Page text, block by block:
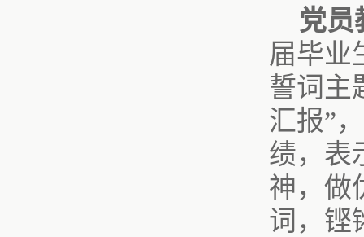
党员
届毕业
誓词主
汇报”
绩，表
神，做
词，铿